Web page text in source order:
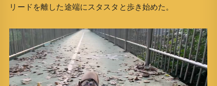
リードを離した途端にスタスタと歩き始めた。